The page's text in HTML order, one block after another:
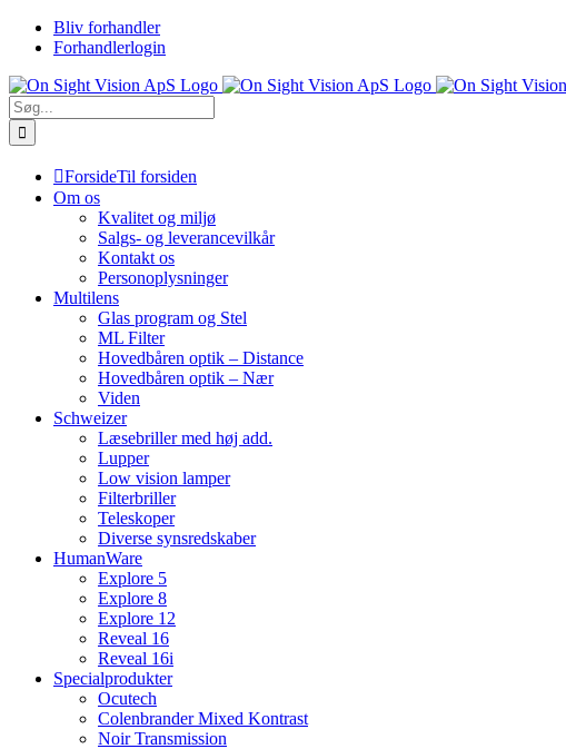
Skip
Bliv forhandler
Forhandlerlogin
Søg
efter:
ForsideTil forsiden
Om os
Kvalitet og miljø
Salgs- og leverancevilkår
Kontakt os
Personoplysninger
Multilens
Glas program og Stel
ML Filter
Hovedbåren optik – Distance
Hovedbåren optik – Nær
Viden
Schweizer
Læsebriller med høj add.
Lupper
Low vision lamper
Filterbriller
Teleskoper
Diverse synsredskaber
HumanWare
Explore 5
Explore 8
Explore 12
Reveal 16
Reveal 16i
Specialprodukter
Ocutech
Colenbrander Mixed Kontrast
Noir Transmission